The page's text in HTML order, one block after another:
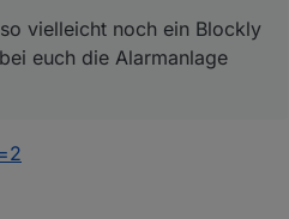
vielleicht noch ein Blockly
euch die Alarmanlage